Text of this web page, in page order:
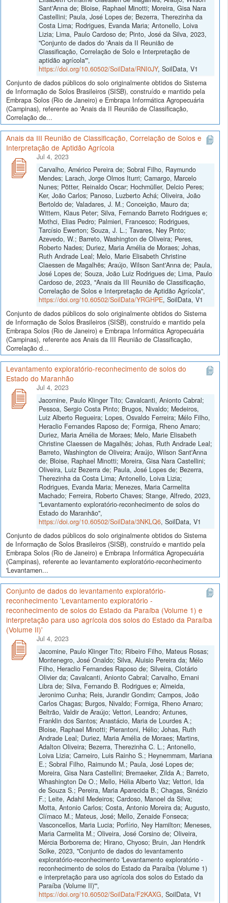
Sant'Anna de; Bloise, Raphael Minotti; Moreira, Gisa Nara
Castellini; Paula, José Lopes de; Bezerra, Therezinha da
Costa Lima; Rodrigues, Evanda Maria; Antonello, Loiva
Lizia; Lima, Paulo Cardoso de; Pinto, José da Silva, 2023,
"Conjunto de dados do 'Anais da II Reunião de
Classificação, Correlação de Solo e Interpretação de
aptidão agrícola'",
https://doi.org/10.60502/SoilData/RNI0JY, SoilData, V1
Conjunto de dados públicos do solo originalmente obtidos do Sistema
de Informação de Solos Brasileiros (SISB), construído e mantido pela
Embrapa Solos (Rio de Janeiro) e Embrapa Informática Agropecuária
(Campinas), referente ao 'Anais da II Reunião de Classificação,
Correlação de...
Anais da III Reunião de Classificação, Correlação de Solos e
Interpretação de Aptidão Agrícola
Jul 4, 2023
Carvalho, Américo Pereira de; Sobral Filho, Raymundo
Mendes; Larach, Jorge Olmos Iturri; Camargo, Marcelo
Nunes; Pötter, Reinaldo Oscar; Hochmüller, Delcio Peres;
Ker, João Carlos; Panoso, Luzberto Achá; Oliveira, João
Bertoldo de; Valadares, J. M.; Conceição, Mauro da;
Wittern, Klaus Peter; Silva, Fernando Barreto Rodrigues e;
Mothci, Elias Pedro; Palmieri, Francesco; Rodrigues,
Tarcísio Ewerton; Souza, J. L.; Tavares, Ney Pinto;
Azevedo, W.; Barreto, Washington de Oliveira; Peres,
Roberto Nades; Duriez, Maria Amélia de Moraes; Johas,
Ruth Andrade Leal; Melo, Marie Elisabeth Christine
Claessen de Magalhẽs; Araújo, Wilson Sant'Anna de; Paula,
José Lopes de; Souza, João Luiz Rodrigues de; Lima, Paulo
Cardoso de, 2023, "Anais da III Reunião de Classificação,
Correlação de Solos e Interpretação de Aptidão Agrícola",
https://doi.org/10.60502/SoilData/YRGHPE, SoilData, V1
Conjunto de dados públicos do solo originalmente obtidos do Sistema
de Informação de Solos Brasileiros (SISB), construído e mantido pela
Embrapa Solos (Rio de Janeiro) e Embrapa Informática Agropecuária
(Campinas), referente aos Anais da III Reunião de Classificação,
Correlação d...
Levantamento exploratório-reconhecimento de solos do
Estado do Maranhão
Jul 4, 2023
Jacomine, Paulo Klinger Tito; Cavalcanti, Anionto Cabral;
Pessoa, Sergio Costa Pinto; Brugos, Nivaldo; Medeiros,
Luiz Alberto Regueira; Lopes, Osvaldo Ferreira; Mélo Filho,
Heraclio Fernandes Raposo de; Formiga, Rheno Amaro;
Duriez, Maria Amélia de Moraes; Melo, Marie Elisabeth
Christine Claessen de Magalhẽs; Johas, Ruth Andrade Leal;
Barreto, Washington de Oliveira; Araújo, Wilson Sant'Anna
de; Bloise, Raphael Minotti; Moreira, Gisa Nara Castellini;
Oliveira, Luiz Bezerra de; Paula, José Lopes de; Bezerra,
Therezinha da Costa Lima; Antonello, Loiva Lizia;
Rodrigues, Evanda Maria; Menezes, Maria Carmelita
Machado; Ferreira, Roberto Chaves; Stange, Alfredo, 2023,
"Levantamento exploratório-reconhecimento de solos do
Estado do Maranhão",
https://doi.org/10.60502/SoilData/3NKLQ6, SoilData, V1
Conjunto de dados públicos do solo originalmente obtidos do Sistema
de Informação de Solos Brasileiros (SISB), construído e mantido pela
Embrapa Solos (Rio de Janeiro) e Embrapa Informática Agropecuária
(Campinas), referente ao levantamento exploratório-reconhecimento
'Levantamen...
Conjunto de dados do levantamento exploratório-
reconhecimento 'Levantamento exploratório -
reconhecimento de solos do Estado da Paraíba (Volume 1) e
interpretação para uso agrícola dos solos do Estado da Paraíba
(Volume II)'
Jul 4, 2023
Jacomine, Paulo Klinger Tito; Ribeiro Filho, Mateus Rosas;
Montenegro, José Onaldo; Silva, Aluisio Pereira da; Mélo
Filho, Heraclio Fernandes Raposo de; Silveira, Clotário
Olivier da; Cavalcanti, Anionto Cabral; Carvalho, Ernani
Libra de; Silva, Fernando B. Rodrigues e; Almeida,
Jeronimo Cunha; Reis, Jurandir Gondim; Campos, João
Carlos Chagas; Burgos, Nivaldo; Formiga, Rheno Amaro;
Beltrão, Valdir de Araújo; Vettori, Leandro; Antunes,
Franklin dos Santos; Anastácio, Maria de Lourdes A.;
Bloise, Raphael Minotti; Pierantoni, Hélio; Johas, Ruth
Andrade Leal; Duriez, Maria Amélia de Moraes; Martins,
Adalton Oliveira; Bezerra, Therezinha C. L.; Antonello,
Loiva Lizia; Carneiro, Luis Rainho S.; Heynemmam, Mariana
E.; Sobral Filho, Raimundo M.; Paula, José Lopes de;
Moreira, Gisa Nara Castellini; Bremaeker, Zilda A.; Barreto,
Whashington De O.; Mello, Hélia Alberto Vaz; Vettori, Ida
de Souza S.; Pereira, Maria Aparecida B.; Chagas, Sinézio
F.; Leite, Adahil Medeiros; Cardoso, Manoel da Silva;
Motta, Antonio Carlos; Costa, Antonio Moreira da; Augusto,
Clímaco M.; Mateus, José; Mello, Zenaide Fonseca;
Vasconcellos, Maria Lucia; Porfírio, Ney Hamilton; Meneses,
Maria Carmelita M.; Oliveira, José Corsino de; Oliveira,
Mércia Borborema de; Hirano, Chyoso; Bruin, Jan Hendrik
Solke, 2023, "Conjunto de dados do levantamento
exploratório-reconhecimento 'Levantamento exploratório -
reconhecimento de solos do Estado da Paraíba (Volume 1)
e interpretação para uso agrícola dos solos do Estado da
Paraíba (Volume II)'",
https://doi.org/10.60502/SoilData/F2KAXG, SoilData, V1